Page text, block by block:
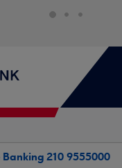
Banking 210 9555000